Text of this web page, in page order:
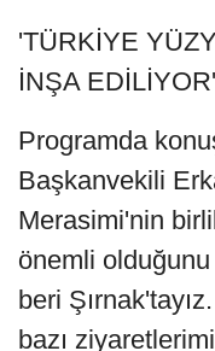
'TÜRKİYE
İNŞA EDİLİYOR'
Programda
Başkanvekili
Merasimi'nin
önemli
beri
bazı